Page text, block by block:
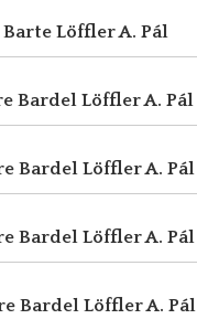
Barte Löffler A. Pál
Bardel Löffler A. Pál
Bardel Löffler A. Pál
Bardel Löffler A. Pál
Bardel Löffler A. Pál